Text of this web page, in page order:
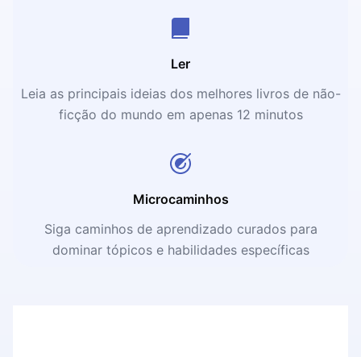
Ler
Leia as principais ideias dos melhores livros de não-
ficção do mundo em apenas 12 minutos
Microcaminhos
Siga caminhos de aprendizado curados para
dominar tópicos e habilidades específicas